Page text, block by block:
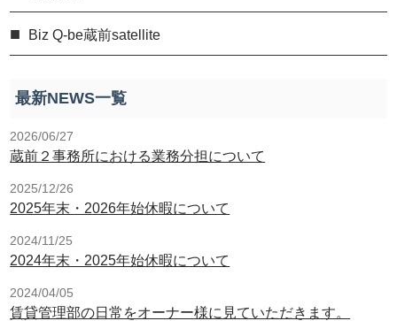
Biz Q-be蔵前satellite
最新NEWS一覧
2026/06/27
蔵前２事務所における業務分担について
2025/12/26
2025年末・2026年始休暇について
2024/11/25
2024年末・2025年始休暇について
2024/04/05
賃貸管理部の日常をオーナー様に見ていただきます。